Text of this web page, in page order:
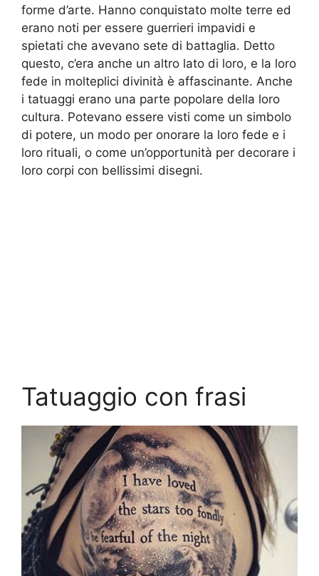
forme d’arte. Hanno conquistato molte terre ed
erano noti per essere guerrieri impavidi e
spietati che avevano sete di battaglia. Detto
questo, c’era anche un altro lato di loro, e la loro
fede in molteplici divinità è affascinante. Anche
i tatuaggi erano una parte popolare della loro
cultura. Potevano essere visti come un simbolo
di potere, un modo per onorare la loro fede e i
loro rituali, o come un’opportunità per decorare i
loro corpi con bellissimi disegni.
Tatuaggio con frasi